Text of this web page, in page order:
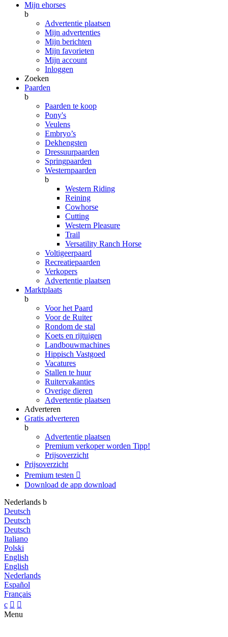
Mijn ehorses
b
Advertentie plaatsen
Mijn advertenties
Mijn berichten
Mijn favorieten
Mijn account
Inloggen
Zoeken
Paarden
b
Paarden te koop
Pony's
Veulens
Embryo’s
Dekhengsten
Dressuurpaarden
Springpaarden
Westernpaarden
b
Western Riding
Reining
Cowhorse
Cutting
Western Pleasure
Trail
Versatility Ranch Horse
Voltigeerpaard
Recreatiepaarden
Verkopers
Advertentie plaatsen
Marktplaats
b
Voor het Paard
Voor de Ruiter
Rondom de stal
Koets en rijtuigen
Landbouwmachines
Hippisch Vastgoed
Vacatures
Stallen te huur
Ruitervakanties
Overige dieren
Advertentie plaatsen
Adverteren
Gratis adverteren
b
Advertentie plaatsen
Premium verkoper worden Tipp!
Prijsoverzicht
Prijsoverzicht
Premium testen 
Download de app download
Nederlands b
Deutsch
Deutsch
Deutsch
Italiano
Polski
English
English
Nederlands
Español
Français
c  
Menu